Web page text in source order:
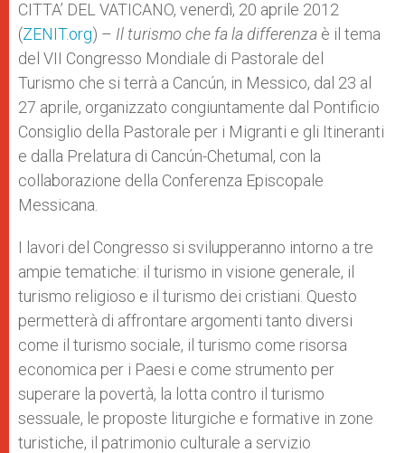
p
p
g
e
r
o
k
r
CITTA’ DEL VATICANO, venerdì, 20 aprile 2012
(ZENIT.org) – Il turismo che fa la differenza è il tema
del VII Congresso Mondiale di Pastorale del
Turismo che si terrà a Cancún, in Messico, dal 23 al
27 aprile, organizzato congiuntamente dal Pontificio
Consiglio della Pastorale per i Migranti e gli Itineranti
e dalla Prelatura di Cancún-Chetumal, con la
collaborazione della Conferenza Episcopale
Messicana.
I lavori del Congresso si svilupperanno intorno a tre
ampie tematiche: il turismo in visione generale, il
turismo religioso e il turismo dei cristiani. Questo
permetterà di affrontare argomenti tanto diversi
come il turismo sociale, il turismo come risorsa
economica per i Paesi e come strumento per
superare la povertà, la lotta contro il turismo
sessuale, le proposte liturgiche e formative in zone
turistiche, il patrimonio culturale a servizio